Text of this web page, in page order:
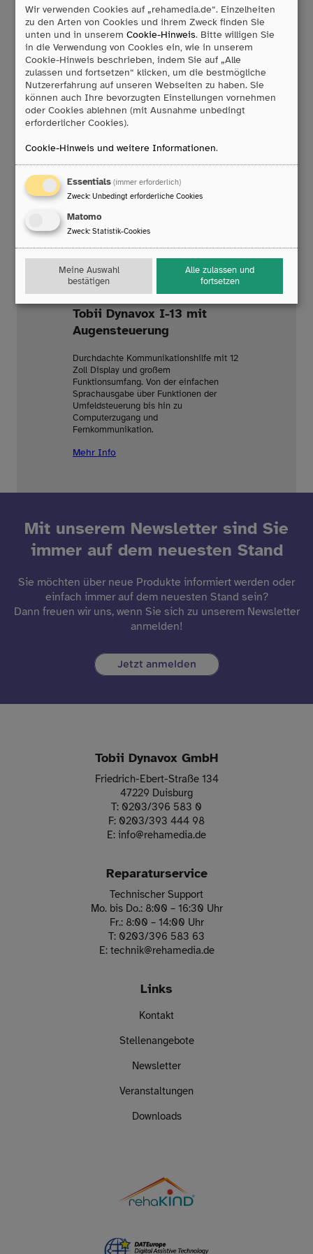
Funktionsumfang. Von der einfachen
Sprachausgabe über Funktionen der
Umfeldsteuerung bis hin zu
Computerzugang und
Fernkommunikation.
Mehr Info
Tobii Dynavox I-13 mit
Augensteuerung
Durchdachte Kommunikationshilfe mit 12
Zoll Display und großem
Funktionsumfang. Von der einfachen
Sprachausgabe über Funktionen der
Umfeldsteuerung bis hin zu
Computerzugang und
Fernkommunikation.
Mehr Info
Mit unserem Newsletter sind Sie
immer auf dem neuesten Stand
Sie möchten über neue Produkte informiert werden oder
einfach immer auf dem neuesten Stand sein?
Dann freuen wir uns, wenn Sie sich zu unserem Newsletter
anmelden!
Jetzt anmelden
Tobii Dynavox GmbH
Friedrich-Ebert-Straße 134
47229 Duisburg
T: 0203/396 583 0
F: 0203/393 444 98
E: info@rehamedia.de
Reparaturservice
Technischer Support
Mo. bis Do.: 8:00 – 16:30 Uhr
Fr.: 8:00 – 14:00 Uhr
T: 0203/396 583 63
E: technik@rehamedia.de
Links
Kontakt
Stellenangebote
Newsletter
Veranstaltungen
Downloads
Wir verwenden Cookies auf „rehamedia.de“. Einzelheiten
zu den Arten von Cookies und ihrem Zweck finden Sie
unten und in unseremCookie-Hinweis. Bitte willigen Sie
in die Verwendung von Cookies ein, wie in unserem
Cookie-Hinweis beschrieben, indem Sie auf „Alle
zulassen und fortsetzen“ klicken, um die bestmögliche
Nutzererfahrung auf unseren Webseiten zu haben. Sie
können auch Ihre bevorzugten Einstellungen vornehmen
oder Cookies ablehnen (mit Ausnahme unbedingt
erforderlicher Cookies).
Cookie-Hinweis und weitere Informationen.
Essentials (immer erforderlich)
Zweck: Unbedingt erforderliche Cookies
Matomo
Zweck: Statistik-Cookies
Meine Auswahl
bestätigen
Alle zulassen und
fortsetzen